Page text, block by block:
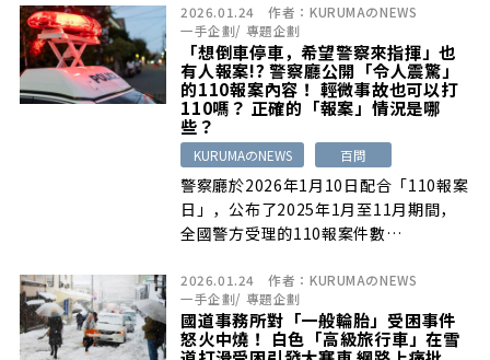
況呢？…
2026.01.24 作者： KURUMAのNEWS
一手企劃/ 專題企劃
「想倒車停車，希望警察來指揮」也
有人報案!? 警察廳公開「令人震驚」
的110報案內容！ 輕微事故也可以打
110嗎？ 正確的「報案」情況是哪
些？
KURUMAのNEWS 百問
警察廳於2026年1月10日配合「110報案
日」，公布了2025年1月至11月期間，
全國警方受理的110報案件數…
2026.01.24 作者： KURUMAのNEWS
一手企劃/ 專題企劃
國道事務所對「一般輪胎」受困事件
怒火中燒！ 白色「高級旅行車」在雪